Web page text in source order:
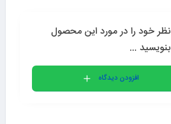
نظر خود را در مورد این محصول
بنویسید ...
افزودن دیدگاه